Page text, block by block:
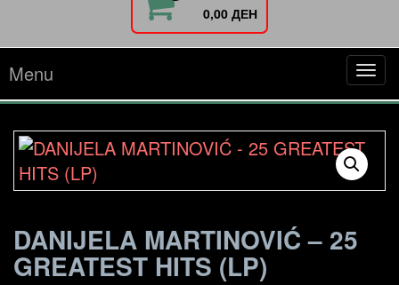
0,00 ДЕН
Menu
DANIJELA MARTINOVIĆ – 25
GREATEST HITS (LP)